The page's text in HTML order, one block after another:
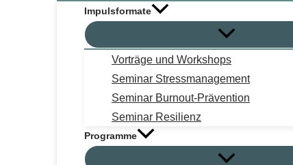
Impulsformate
Vorträge und Workshops
Seminar Stressmanagement
Seminar Burnout-Prävention
Seminar Resilienz
Programme